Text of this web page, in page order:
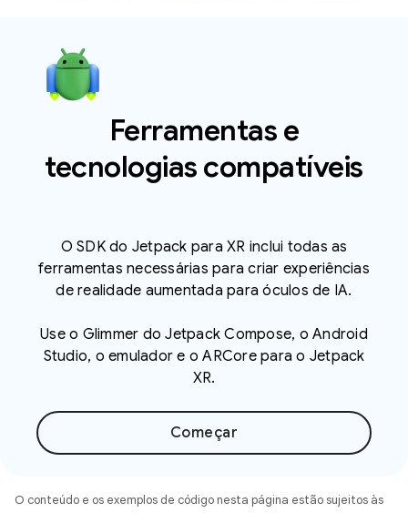
Ferramentas e
tecnologias compatíveis
O SDK do Jetpack para XR inclui todas as
ferramentas necessárias para criar experiências
de realidade aumentada para óculos de IA.
Use o Glimmer do Jetpack Compose, o Android
Studio, o emulador e o ARCore para o Jetpack
XR.
Começar
O conteúdo e os exemplos de código nesta página estão sujeitos às